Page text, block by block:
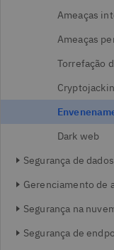
Ameaças
Ameaças
Torrefação
Dark web
Segurança de dados
Gerenciamento de
Segurança na
Segurança de